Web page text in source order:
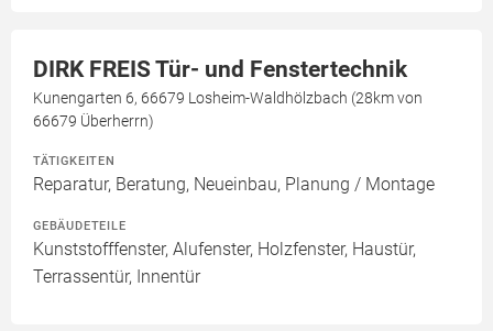
DIRK FREIS Tür- und Fenstertechnik
Kunengarten 6, 66679 Losheim-Waldhölzbach (28km von
66679 Überherrn)
TÄTIGKEITEN
Reparatur, Beratung, Neueinbau, Planung / Montage
GEBÄUDETEILE
Kunststofffenster, Alufenster, Holzfenster, Haustür,
Terrassentür, Innentür